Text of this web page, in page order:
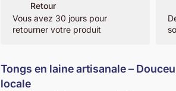
Retour
Vous avez 30 jours pour
retourner votre produit
Tongs en laine artisanale –
locale